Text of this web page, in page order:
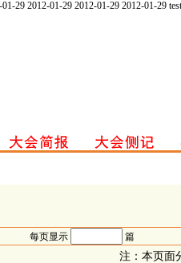
01-29 2012-01-29 2012-01-29 2012-01-29 test
每页显示 篇
注：本页面